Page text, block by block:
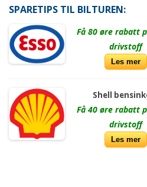
SPARETIPS TIL BILTUREN:
Få 80 øre rabatt
drivstoff
Les mer
Shell
Få 40 øre rabatt
drivstoff
Les mer